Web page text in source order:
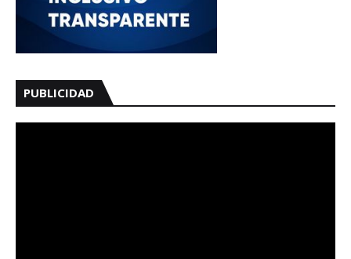
PUBLICIDAD